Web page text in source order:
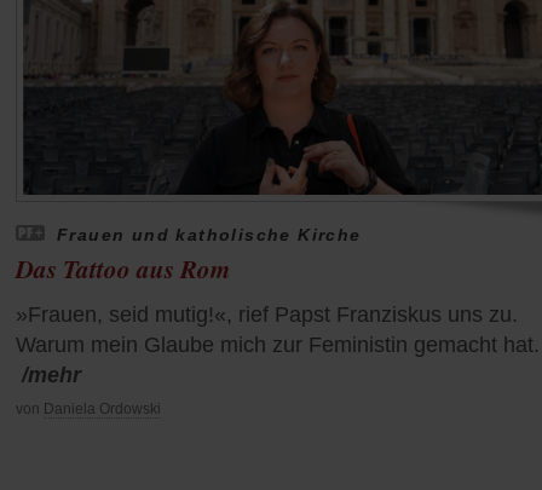
Frauen und katholische Kirche
Das Tattoo aus Rom
»Frauen, seid mutig!«, rief Papst Franziskus uns zu.
Warum mein Glaube mich zur Feministin gemacht hat.
/mehr
von Daniela Ordowski